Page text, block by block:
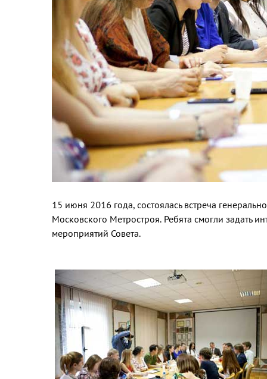
15 июня 2016 года, состоялась встреча
Московского Метростроя. Ребята смогли задать
мероприятий Совета.